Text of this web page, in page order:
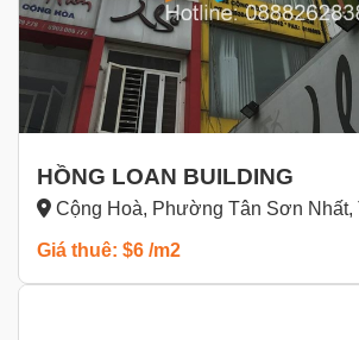
HỒNG LOAN BUILDING
Cộng Hoà, Phường Tân Sơn Nhất,
Giá thuê: $6 /m2